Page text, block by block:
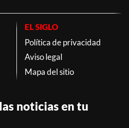
EL SIGLO
Política de privacidad
Aviso legal
Mapa del sitio
noticias en tu